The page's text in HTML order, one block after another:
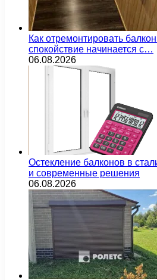
Как отремонтировать
спокойствие начинается с…
06.08.2026
Остекление балконов в
и современные решения
06.08.2026